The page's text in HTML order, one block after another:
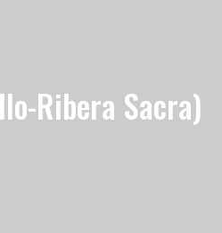
Ribera Sacra)